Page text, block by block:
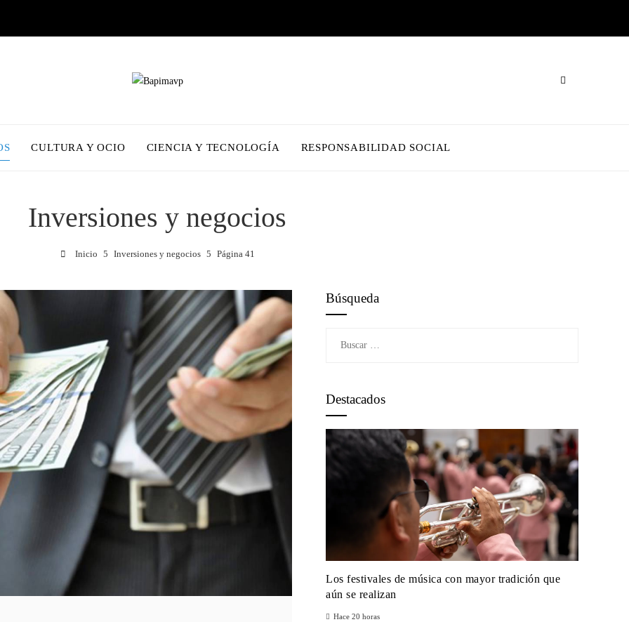
CULTURA Y OCIO CIENCIA Y TECNOLOGÍA RESPONSABILIDAD SOCIAL
Inversiones y negocios
Inicio Inversiones y negocios Página 41
Búsqueda
Destacados
Los festivales de música con mayor tradición que
aún se realizan
Hace 20 horas